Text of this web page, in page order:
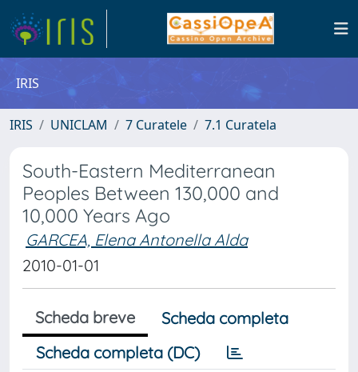
IRIS
IRIS UNICLAM 7 Curatele 7.1 Curatela
South-Eastern Mediterranean
Peoples Between 130,000 and
10,000 Years Ago
GARCEA, Elena Antonella Alda
2010-01-01
Scheda breve
Scheda completa
Scheda completa (DC)